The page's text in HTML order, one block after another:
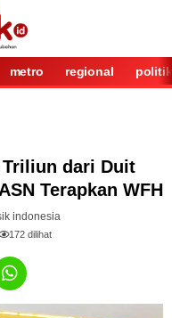
metro regional politik
Triliun dari Duit
Terapkan WFH
indonesia
172dilihat